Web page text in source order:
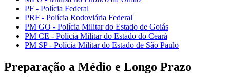
PF - Polícia Federal
PRF - Polícia Rodoviária Federal
PM GO - Polícia Militar do Estado de Goiás
PM CE - Polícia Militar do Estado do Ceará
PM SP - Polícia Militar do Estado de São Paulo
Preparação a Médio e Longo Prazo